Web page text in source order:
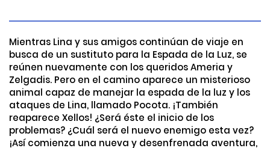
Mientras Lina y sus amigos continúan de viaje en
busca de un sustituto para la Espada de la Luz, se
reúnen nuevamente con los queridos Ameria y
Zelgadis. Pero en el camino aparece un misterioso
animal capaz de manejar la espada de la luz y los
ataques de Lina, llamado Pocota. ¡También
reaparece Xellos! ¿Será éste el inicio de los
problemas? ¿Cuál será el nuevo enemigo esta vez?
¡Así comienza una nueva y desenfrenada aventura,